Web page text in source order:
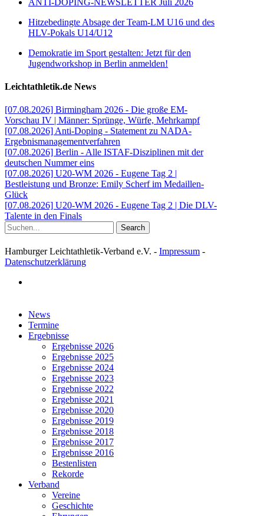
Hitzebedingte Absage der Team-LM U16 und des
HLV-Pokals U14/U12
Demokratie im Sport gestalten: Jetzt für den
Jugendworkshop in Berlin anmelden!
Leichtathletik.de News
[07.08.2026] Birmingham 2026 - Die große EM-
Vorschau IV | Männer: Sprünge, Würfe, Mehrkampf
[07.08.2026] Anti-Doping - Statement zu NADA-
Ergebnismanagementverfahren
[07.08.2026] Berlin - Alle ISTAF-Disziplinen mit der
deutschen Nummer eins
[07.08.2026] U20-WM 2026 - Eugene Tag 2 |
Bestleistung und Bronze: Emily Scherf im Medaillen-
Glück
[07.08.2026] U20-WM 2026 - Eugene Tag 2 | Die DLV-
Talente in den Finals
Search
Hamburger Leichtathletik-Verband e.V. - Impressum -
Datenschutzerklärung
Close
Menu
News
Termine
Ergebnisse
Ergebnisse 2026
Ergebnisse 2025
Ergebnisse 2024
Ergebnisse 2023
Ergebnisse 2022
Ergebnisse 2021
Ergebnisse 2020
Ergebnisse 2019
Ergebnisse 2018
Ergebnisse 2017
Ergebnisse 2016
Bestenlisten
Rekorde
Verband
Vereine
Geschichte